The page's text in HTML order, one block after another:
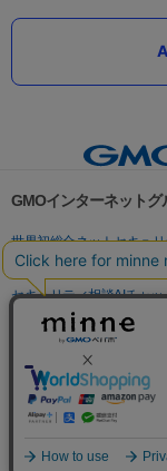
GMOインターネット
世界初総合ネットセキュ
パスワード漏洩診断
セキュリティ相談AIチャッ
実在証明・盗聴対策
サイバー攻撃対策（GMO
セキュリティ事業の軌跡